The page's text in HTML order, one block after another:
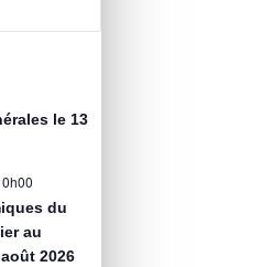
le 13
du
au
2026